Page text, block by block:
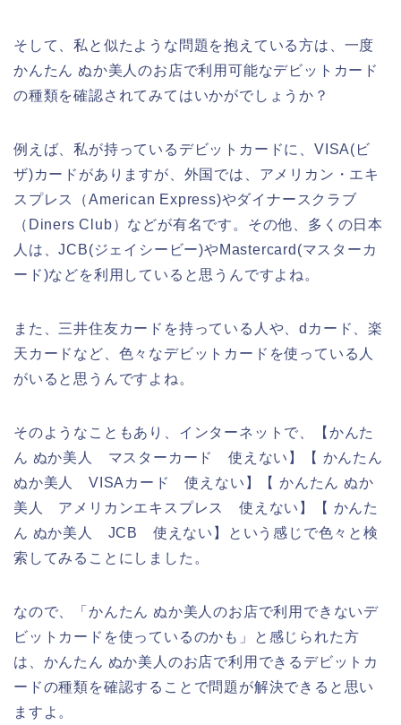
そして、私と似たような問題を抱えている方は、一度
かんたん ぬか美人のお店で利用可能なデビットカード
の種類を確認されてみてはいかがでしょうか？
例えば、私が持っているデビットカードに、VISA(ビ
ザ)カードがありますが、外国では、アメリカン・エキ
スプレス（American Express)やダイナースクラブ
（Diners Club）などが有名です。その他、多くの日本
人は、JCB(ジェイシービー)やMastercard(マスターカ
ード)などを利用していると思うんですよね。
また、三井住友カードを持っている人や、dカード、楽
天カードなど、色々なデビットカードを使っている人
がいると思うんですよね。
そのようなこともあり、インターネットで、【かんた
ん ぬか美人 マスターカード 使えない】【 かんたん
ぬか美人 VISAカード 使えない】【 かんたん ぬか
美人 アメリカンエキスプレス 使えない】【 かんた
ん ぬか美人 JCB 使えない】という感じで色々と検
索してみることにしました。
なので、「かんたん ぬか美人のお店で利用できないデ
ビットカードを使っているのかも」と感じられた方
は、かんたん ぬか美人のお店で利用できるデビットカ
ードの種類を確認することで問題が解決できると思い
ますよ。